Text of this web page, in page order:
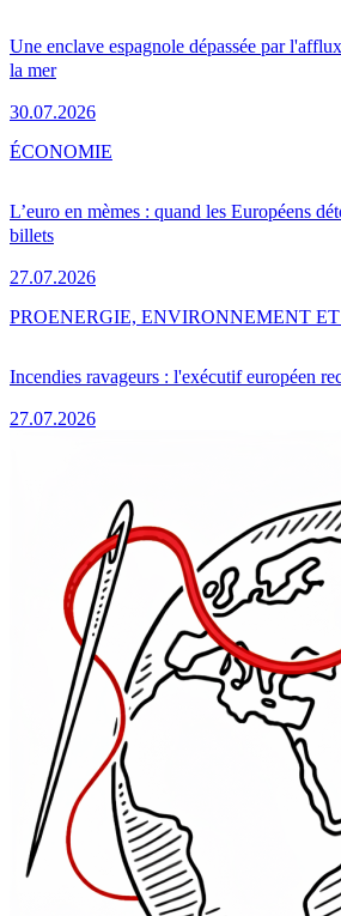
Une enclave espagnole dépassée par
la mer
30.07.2026
L’euro en mèmes : quand les Européens
billets
27.07.2026
ÉCONOMIE
Incendies ravageurs : l'exécutif européen
27.07.2026
PROENERGIE, ENVIRONNEMENT